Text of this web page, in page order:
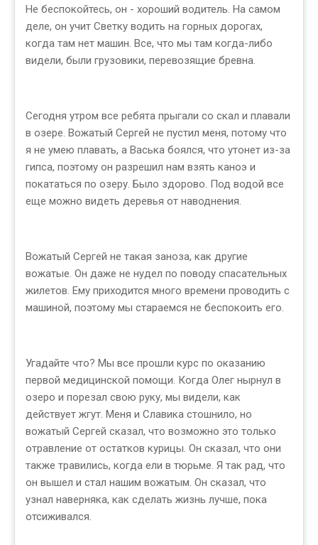
Не беспокойтесь, он - хороший водитель. На самом
деле, он учит Светку водить на горных дорогах,
когда там нет машин. Все, что мы там когда-либо
видели, были грузовики, перевозящие бревна.
Сегодня утром все ребята прыгали со скал и плавали
в озере. Вожатый Сергей не пустил меня, потому что
я не умею плавать, а Васька боялся, что утонет из-за
гипса, поэтому он разрешил нам взять каноэ и
покататься по озеру. Было здорово. Под водой все
еще можно видеть деревья от наводнения.
Вожатый Сергей не такая заноза, как другие
вожатые. Он даже не нудел по поводу спасательных
жилетов. Ему приходится много времени проводить с
машиной, поэтому мы стараемся не беспокоить его.
Угадайте что? Мы все прошли курс по оказанию
первой медицинской помощи. Когда Олег нырнул в
озеро и порезал свою руку, мы видели, как
действует жгут. Меня и Славика стошнило, но
вожатый Сергей сказал, что возможно это только
отравление от остатков курицы. Он сказал, что они
также травились, когда ели в тюрьме. Я так рад, что
он вышел и стал нашим вожатым. Он сказал, что
узнал наверняка, как сделать жизнь лучше, пока
отсиживался.